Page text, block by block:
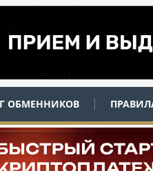
ОБМЕННИКОВ